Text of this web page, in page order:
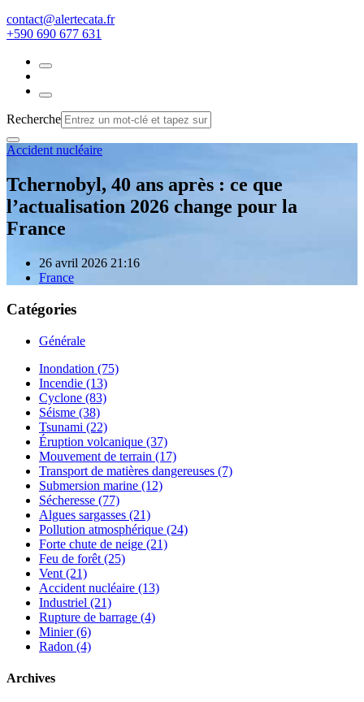
rf.atacetrela@tcatnoc
+590 690 677 631
Recherche
Accident nucléaire
Tchernobyl, 40 ans après : ce que
l’actualisation 2026 change pour la
France
26 avril 2026 21:16
France
Catégories
Générale
Inondation (75)
Incendie (13)
Cyclone (83)
Séisme (38)
Tsunami (22)
Éruption volcanique (37)
Mouvement de terrain (17)
Transport de matières dangereuses (7)
Submersion marine (12)
Sécheresse (77)
Algues sargasses (21)
Pollution atmosphérique (24)
Forte chute de neige (21)
Feu de forêt (25)
Vent (21)
Accident nucléaire (13)
Industriel (21)
Rupture de barrage (4)
Minier (6)
Radon (4)
Archives